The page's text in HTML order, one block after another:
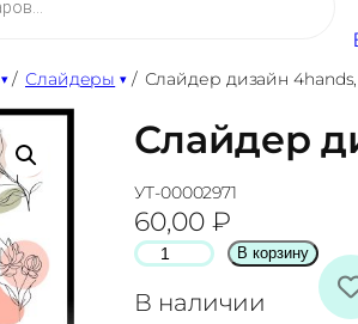
/ Слайдеры / Слайдер дизайн
Слайдер
УТ-00002971
60,00 ₽
В наличии
К
о
В корзину